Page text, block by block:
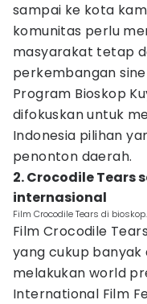
sampai ke kota
komunitas perlu
masyarakat tetap
perkembangan
Program Bioskop
difokuskan untuk
Indonesia pilihan
penonton daerah.
2. Crocodile Tears
internasional
Film Crocodile Tears di
Film Crocodile
yang cukup
melakukan world
International Film